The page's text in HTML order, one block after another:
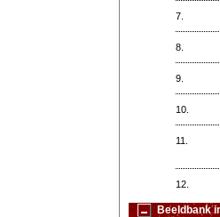
7.
8.
9.
10.
11.
12.
Beeldbank